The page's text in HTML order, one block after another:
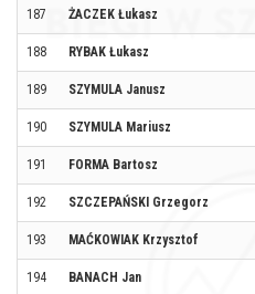
187 ŻACZEK Łukasz
188 RYBAK Łukasz
189 SZYMULA Janusz
190 SZYMULA Mariusz
191 FORMA Bartosz
192 SZCZEPAŃSKI Grzegorz
193 MAĆKOWIAK Krzysztof
194 BANACH Jan